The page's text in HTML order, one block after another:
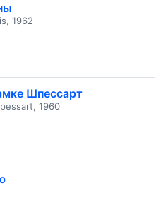
1962
Шпессарт
1960